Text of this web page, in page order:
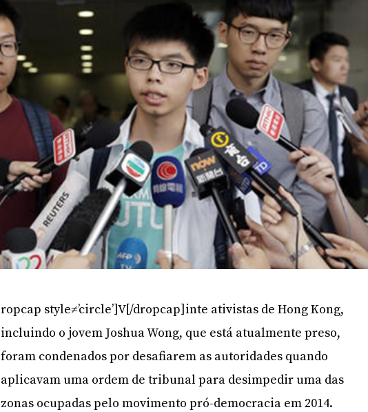
ropcap style≠’circle’]V[/dropcap]inte ativistas de Hong Kong,
incluindo o jovem Joshua Wong, que está atualmente preso,
foram condenados por desafiarem as autoridades quando
aplicavam uma ordem de tribunal para desimpedir uma das
zonas ocupadas pelo movimento pró-democracia em 2014.